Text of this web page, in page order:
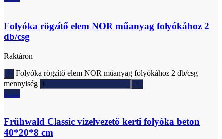
Folyóka rögzítő elem NOR műanyag folyókához 2
db/csg
Raktáron
Folyóka rögzítő elem NOR műanyag folyókához 2 db/csg
mennyiség
Ajánlatkérés
Frühwald Classic vízelvezető kerti folyóka beton
40*20*8 cm